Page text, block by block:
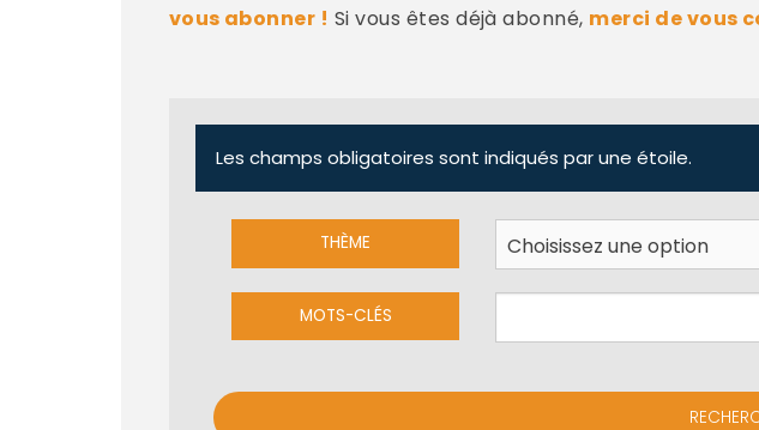
vous abonner ! Si vous êtes déjà abonné, merci de vous
Les champs obligatoires sont indiqués par une étoile.
THÈME
MOTS-CLÉS